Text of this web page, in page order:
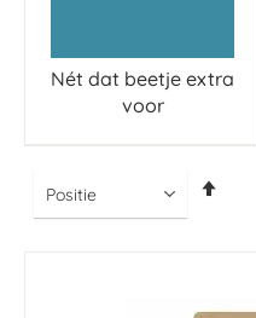
Nét dat beetje extra
voor